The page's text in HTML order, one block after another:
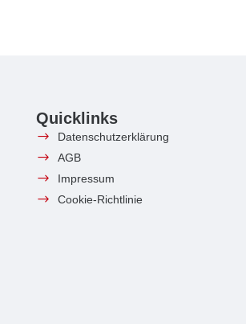
Quicklinks
Datenschutzerklärung
AGB
Impressum
Cookie-Richtlinie